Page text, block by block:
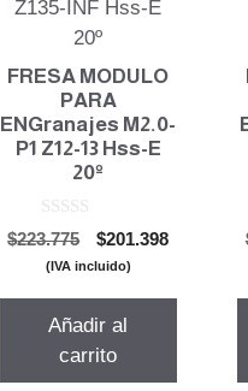
FRESA MODULO
PARA
ENGranajes M2.0-
P1 Z12-13 Hss-E
20º
0
d
e
$223.775
El
precio
era:
$223.775.
$201.398El
(IVA incluido)
Añadir al
carrito